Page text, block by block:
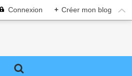
Connexion + Créer mon blog